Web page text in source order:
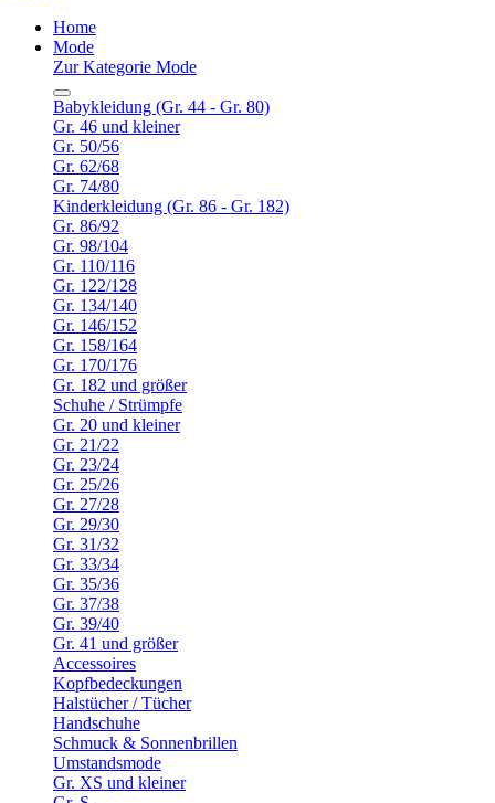
Home
Mode
Zur Kategorie Mode
Babykleidung (Gr. 44 - Gr. 80)
Gr. 46 und kleiner
Gr. 50/56
Gr. 62/68
Gr. 74/80
Kinderkleidung (Gr. 86 - Gr. 182)
Gr. 86/92
Gr. 98/104
Gr. 110/116
Gr. 122/128
Gr. 134/140
Gr. 146/152
Gr. 158/164
Gr. 170/176
Gr. 182 und größer
Schuhe / Strümpfe
Gr. 20 und kleiner
Gr. 21/22
Gr. 23/24
Gr. 25/26
Gr. 27/28
Gr. 29/30
Gr. 31/32
Gr. 33/34
Gr. 35/36
Gr. 37/38
Gr. 39/40
Gr. 41 und größer
Accessoires
Kopfbedeckungen
Halstücher / Tücher
Handschuhe
Schmuck & Sonnenbrillen
Umstandsmode
Gr. XS und kleiner